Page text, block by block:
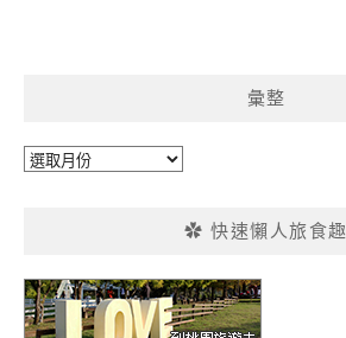
彙整
彙
✿ 快速懶人旅食趣